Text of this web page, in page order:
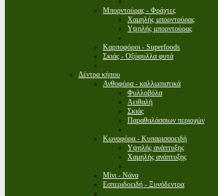
Μπορντούρας - Φράχτες
Χαμηλής μπορντούρας
Υψηλής μπορντούρας
Καρποφόροι - Superfoods
Σκιάς - Οξύφυλλα φυτά
Δέντρα κήπου
Ανθοφόρα - καλλωπιστικά
Φυλλοβόλα
Αειθαλή
Σκιάς
Παραθαλάσσιων περιοχών
Κωνοφόρα - Κυπαρισσοειδή
Υψηλής ανάπτυξης
Χαμηλής ανάπτυξης
Μίνι - Νάνα
Εσπεριδοειδή - Ξυνόδεντρα